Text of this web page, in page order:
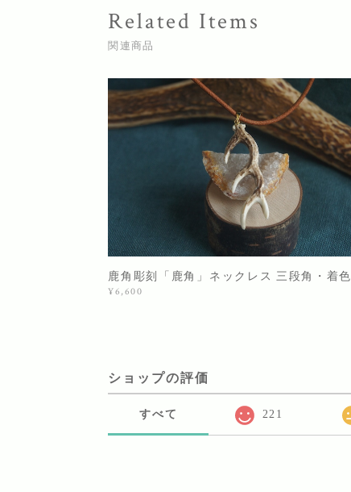
Related Items
関連商品
鹿角彫刻「鹿角」ネックレス 三段角・着色
¥6,600
ショップの評価
すべて 221